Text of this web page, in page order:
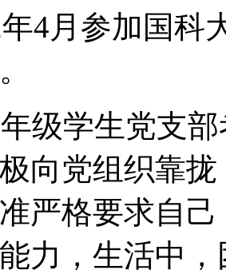
月参加国科
学生党支部
向党组织靠
严格要求自
力，生活中